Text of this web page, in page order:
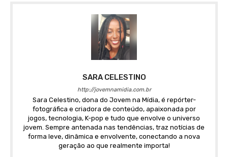
SARA CELESTINO
http://jovemnamidia.com.br
Sara Celestino, dona do Jovem na Mídia, é repórter-
fotográfica e criadora de conteúdo, apaixonada por
jogos, tecnologia, K-pop e tudo que envolve o universo
jovem. Sempre antenada nas tendências, traz notícias de
forma leve, dinâmica e envolvente, conectando a nova
geração ao que realmente importa!